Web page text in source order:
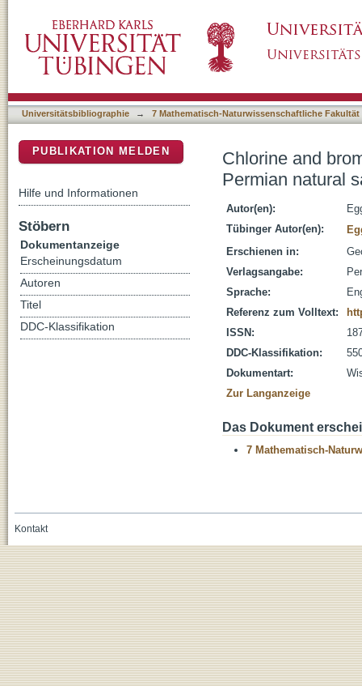
sequence
Universitätsbibliographie → 7 Mathematisch-Naturwissenschaftliche Fakultät
Chlorine and
Permian natural
Autor(en):
Tübinger Autor(en):
Erschienen in:
Verlagsangabe:
Sprache:
Referenz zum Volltext:
ISSN:
DDC-Klassifikation:
Dokumentart:
Zur Langanzeige
Das Dokument
7 Mathematisch-
PUBLIKATION MELDEN
Hilfe und Informationen
Stöbern
Dokumentanzeige
Erscheinungsdatum
Autoren
Titel
DDC-Klassifikation
Kontakt